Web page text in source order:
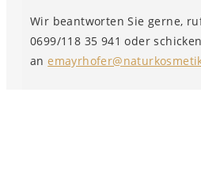
Wir beantworten Sie gerne,
0699/118 35 941 oder
an